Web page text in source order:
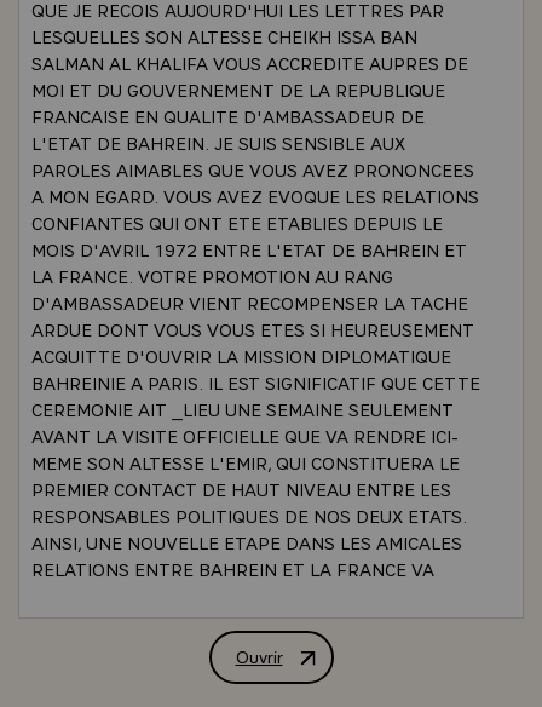
QUE JE RECOIS AUJOURD'HUI LES LETTRES PAR
LESQUELLES SON ALTESSE CHEIKH ISSA BAN
SALMAN AL KHALIFA VOUS ACCREDITE AUPRES DE
MOI ET DU GOUVERNEMENT DE LA REPUBLIQUE
FRANCAISE EN QUALITE D'AMBASSADEUR DE
L'ETAT DE BAHREIN. JE SUIS SENSIBLE AUX
PAROLES AIMABLES QUE VOUS AVEZ PRONONCEES
A MON EGARD. VOUS AVEZ EVOQUE LES RELATIONS
CONFIANTES QUI ONT ETE ETABLIES DEPUIS LE
MOIS D'AVRIL 1972 ENTRE L'ETAT DE BAHREIN ET
LA FRANCE. VOTRE PROMOTION AU RANG
D'AMBASSADEUR VIENT RECOMPENSER LA TACHE
ARDUE DONT VOUS VOUS ETES SI HEUREUSEMENT
ACQUITTE D'OUVRIR LA MISSION DIPLOMATIQUE
BAHREINIE A PARIS. IL EST SIGNIFICATIF QUE CETTE
CEREMONIE AIT _LIEU UNE SEMAINE SEULEMENT
AVANT LA VISITE OFFICIELLE QUE VA RENDRE ICI-
MEME SON ALTESSE L'EMIR, QUI CONSTITUERA LE
PREMIER CONTACT DE HAUT NIVEAU ENTRE LES
RESPONSABLES POLITIQUES DE NOS DEUX ETATS.
AINSI, UNE NOUVELLE ETAPE DANS LES AMICALES
RELATIONS ENTRE BAHREIN ET LA FRANCE VA
COOPERATION DONT SON ALTESSE CHEIKH ISSA ET
MOI-MEME ALLONS JETER LES BASES. SOYEZ
Ouvrir
ALLOCUTION DE M. VALERY